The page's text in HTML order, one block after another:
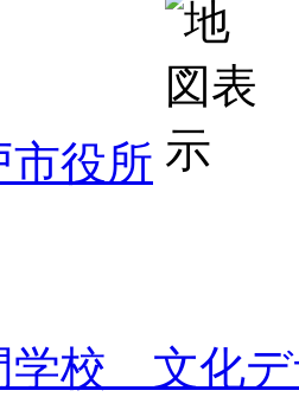
市役所
学校 文化デ